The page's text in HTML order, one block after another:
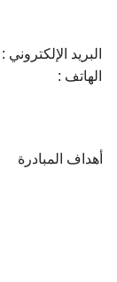
البريد الإلكتروني :
الهاتف :
أهداف المبادرة